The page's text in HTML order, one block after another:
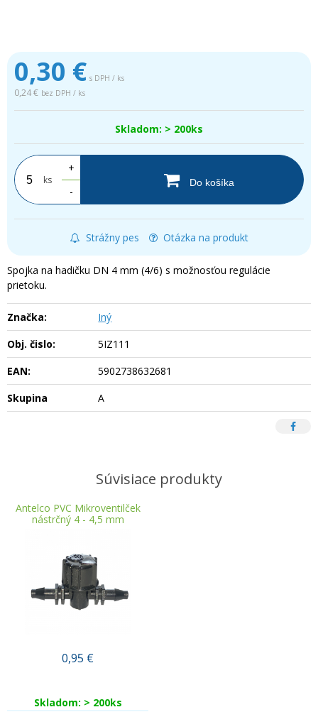
0,30 € s DPH / ks
0,24 € bez DPH / ks
Skladom: > 200ks
ks
+
-
Do košíka
Strážny pes Otázka na produkt
Spojka na hadičku DN 4 mm (4/6) s možnosťou regulácie
prietoku.
Značka:
Iný
Obj. čislo:
5IZ111
EAN:
5902738632681
Skupina
A
Súvisiace produkty
Antelco PVC Mikroventilček
nástrčný 4 - 4,5 mm
0,95 €
Skladom: > 200ks